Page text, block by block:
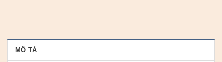
MÔ TẢ